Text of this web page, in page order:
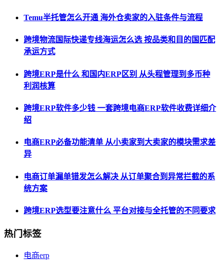
Temu半托管怎么开通 海外仓卖家的入驻条件与流程
跨境物流国际快递专线海运怎么选 按品类和目的国匹配
承运方式
跨境ERP是什么 和国内ERP区别 从头程管理到多币种
利润核算
跨境ERP软件多少钱 一套跨境电商ERP软件收费详细介
绍
电商ERP必备功能清单 从小卖家到大卖家的模块需求差
异
电商订单漏单错发怎么解决 从订单聚合到异常拦截的系
统方案
跨境ERP选型要注意什么 平台对接与全托管的不同要求
热门标签
电商erp